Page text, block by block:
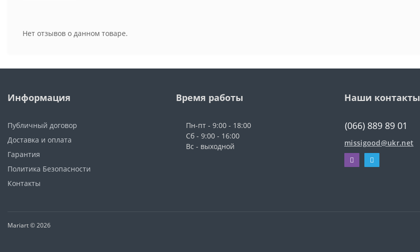
Нет отзывов о данном товаре.
Информация
Публичный договор
Доставка и оплата
Гарантия
Политика Безопасности
Контакты
Время работы
Пн-пт - 9:00 - 18:00
Сб - 9:00 - 16:00
Вс - выходной
Наши контакты
(066) 889 89 01
missigood@ukr.net
Mariart © 2026